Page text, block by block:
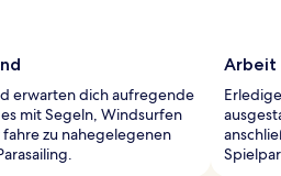
erwarten dich aufregende
mit Segeln, Windsurfen
zu nahegelegenen
Arbeit